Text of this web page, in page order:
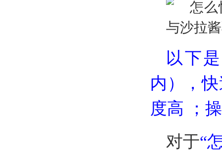
以下是
内），
度高 ；
对于“